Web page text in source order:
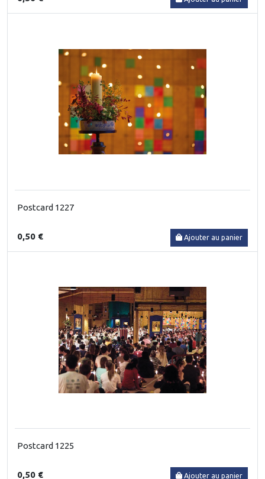
Postcard 1227
0,50 € Ajouter au panier
Postcard 1225
0,50 € Ajouter au panier